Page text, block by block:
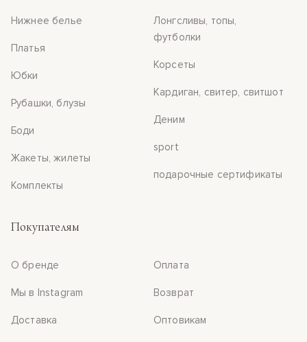
Нижнее белье
Платья
Юбки
Рубашки, блузы
Боди
Жакеты, жилеты
Комплекты
Лонгсливы, топы,
футболки
Корсеты
Кардиган, свитер, свитшот
Деним
sport
подарочные сертификаты
Покупателям
О бренде
Мы в Instagram
Доставка
Оплата
Возврат
Оптовикам